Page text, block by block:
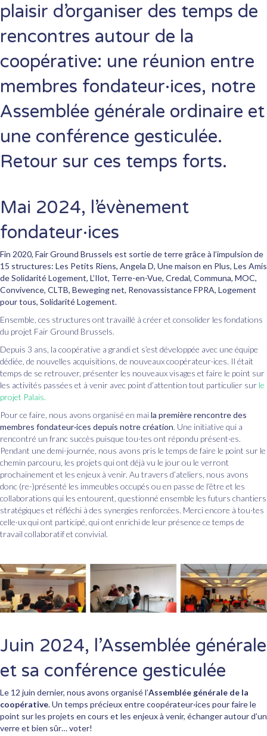
plaisir d’organiser des temps de
rencontres autour de la
coopérative: une réunion entre
membres fondateur·ices, notre
Assemblée générale ordinaire et
une conférence gesticulée.
Retour sur ces temps forts.
Mai 2024, l’évènement
fondateur·ices
Fin 2020, Fair Ground Brussels est sortie de terre grâce à l’impulsion de
15 structures: Les Petits Riens, Angela D, Une maison en Plus, Les Amis
de Solidarité Logement, L’Ilot, Terre-en-Vue, Credal, Communa, MOC,
Convivence, CLTB, Beweging net, Renovassistance FPRA, Logement
pour tous, Solidarité Logement.
Ensemble, ces structures ont travaillé à créer et consolider les fondations
du projet Fair Ground Brussels.
Depuis 3 ans, la coopérative a grandi et s’est développée avec une équipe
dédiée, de nouvelles acquisitions, de nouveaux coopérateur·ices. Il était
temps de se retrouver, présenter les nouveaux visages et faire le point sur
les activités passées et à venir avec point d’attention tout particulier sur le
projet Palais.
Pour ce faire, nous avons organisé en maila première rencontre des
membres fondateur·ices depuis notre création. Une initiative qui a
rencontré un franc succès puisque tou·tes ont répondu présent·es.
Pendant une demi-journée, nous avons pris le temps de faire le point sur le
chemin parcouru, les projets qui ont déjà vu le jour ou le verront
prochainement et les enjeux à venir. Au travers d’ateliers, nous avons
donc (re-)présenté les immeubles occupés ou en passe de l’être et les
collaborations qui les entourent, questionné ensemble les futurs chantiers
stratégiques et réfléchi à des synergies renforcées. Merci encore à tou·tes
celle·ux qui ont participé, qui ont enrichi de leur présence ce temps de
travail collaboratif et convivial.
Juin 2024, l’Assemblée générale
et sa conférence gesticulée
Le 12 juin dernier, nous avons organisé l’Assemblée générale de la
coopérative. Un temps précieux entre coopérateur·ices pour faire le
point sur les projets en cours et les enjeux à venir, échanger autour d’un
verre et bien sûr… voter!